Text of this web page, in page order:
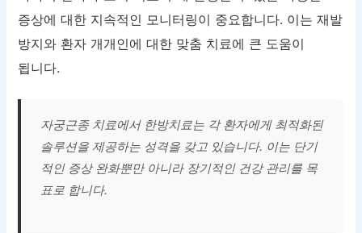
증상에 대한 지속적인 모니터링이 중요합니다. 이는 재발
방지와 환자 개개인에 대한 맞춤 치료에 큰 도움이
됩니다.
자궁근종 치료에서 한방치료는 각 환자에게 최적화된
솔루션을 제공하는 성격을 갖고 있습니다. 이는 단기
적인 증상 완화뿐만 아니라 장기적인 건강 관리를 목
표로 합니다.